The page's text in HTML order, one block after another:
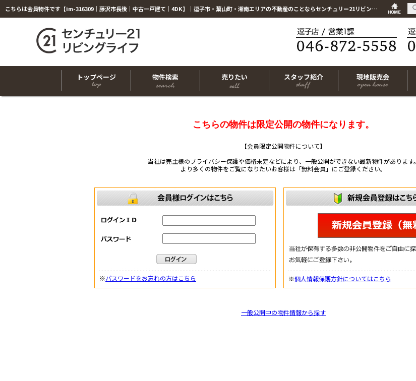
こちらは会員物件です【im-316309｜藤沢市長後｜中古一戸建て｜4DK】｜逗子市・葉山町・湘南エリアの不動産のことならセンチュリー21リビングライフにお任せください！
トップページ 物件検索 売りたい スタッフ紹介 現地販売会
こちらの物件は限定公開の物件になります。
【会員限定公開物件について】
当社は売主様のプライバシー保護や価格未定などにより、一般公開ができない最新物件があります。
より多くの物件をご覧になりたいお客様は「無料会員」にご登録ください。
※パスワードをお忘れの方はこちら ※個人情報保護方針についてはこちら
一般公開中の物件情報から探す